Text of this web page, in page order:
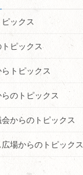
ックス
トピックス
トピックス
のトピックス
からのトピックス
場からのトピックス